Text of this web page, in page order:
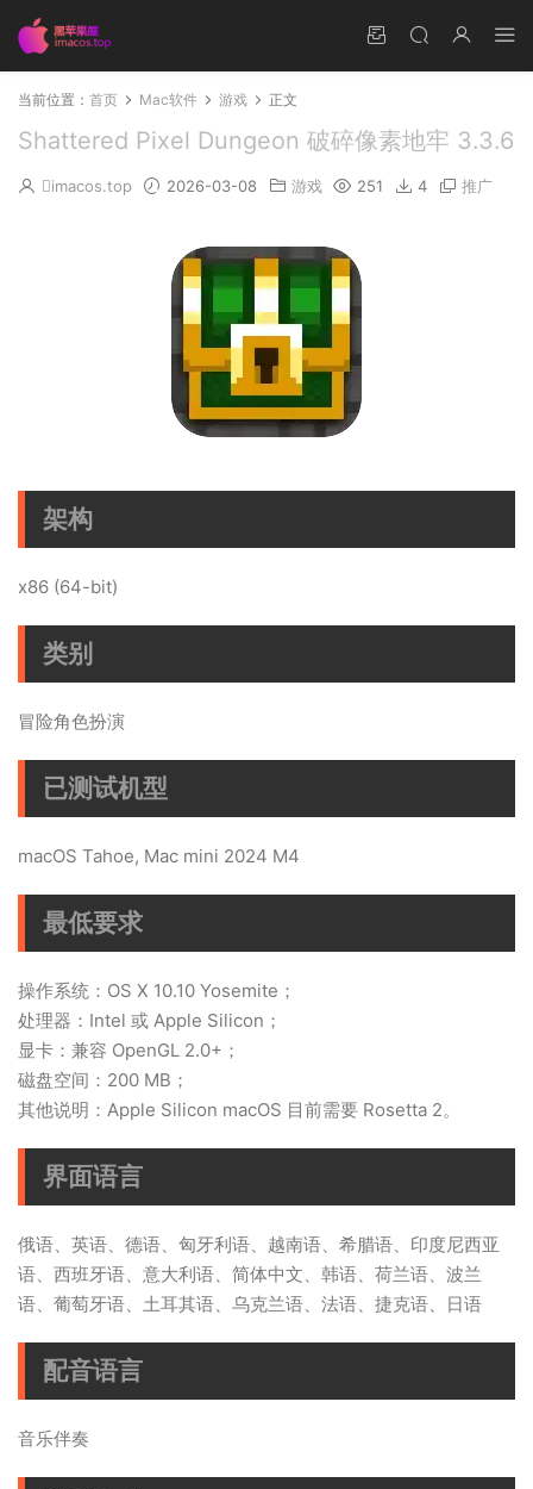
当前位置： 首页 Mac软件 游戏 正文
Shattered Pixel Dungeon 破碎像素地牢 3.3.6
imacos.top 2026-03-08 游戏 251 4 推广
架构
x86 (64-bit)
类别
冒险角色扮演
已测试机型
macOS Tahoe, Mac mini 2024 M4
最低要求
操作系统：OS X 10.10 Yosemite；
处理器：Intel 或 Apple Silicon；
显卡：兼容 OpenGL 2.0+；
磁盘空间：200 MB；
其他说明：Apple Silicon macOS 目前需要 Rosetta 2。
界面语言
俄语、英语、德语、匈牙利语、越南语、希腊语、印度尼西亚
语、西班牙语、意大利语、简体中文、韩语、荷兰语、波兰
语、葡萄牙语、土耳其语、乌克兰语、法语、捷克语、日语
配音语言
音乐伴奏